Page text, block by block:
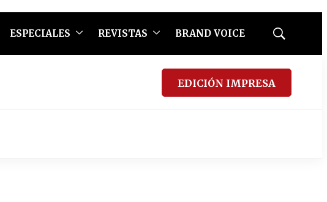
ESPECIALES REVISTAS BRAND VOICE
Mostrar
EDICIÓN IMPRESA